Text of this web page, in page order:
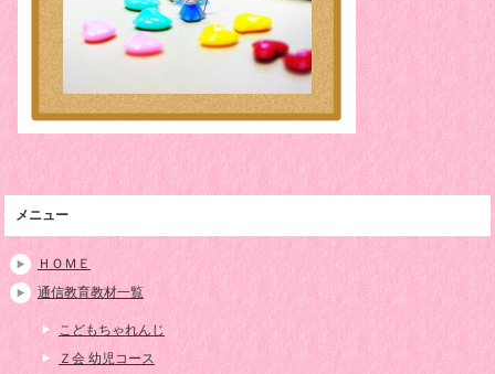
メニュー
ＨＯＭＥ
通信教育教材一覧
こどもちゃれんじ
Ｚ会 幼児コース